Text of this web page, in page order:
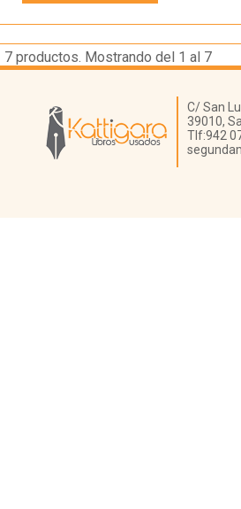
7 productos. Mostrando del 1 al 7
Librería Kattigara
C/ San
39010,
Tlf:942